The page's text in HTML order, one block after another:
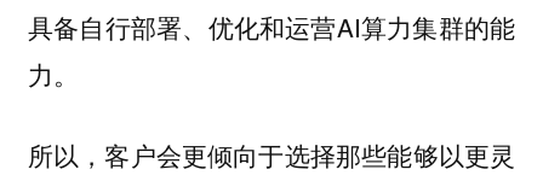
具备自行部署、优化和运营AI算力集群的能
力。
所以，客户会更倾向于选择那些能够以更灵